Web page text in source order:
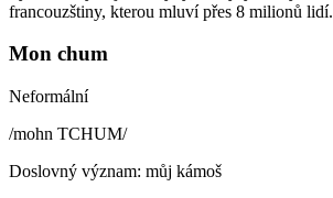
francouzštiny, kterou mluví přes 8 milionů lidí.
Mon chum
Neformální
/mohn TCHUM/
Doslovný význam: můj kámoš